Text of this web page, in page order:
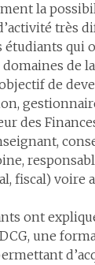
la
très
étudiants qui
de
de
des
fiscal) voire
ont
une